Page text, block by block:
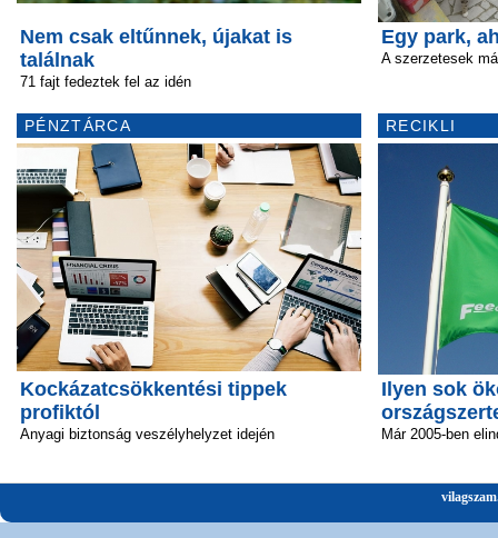
Nem csak eltűnnek, újakat is
találnak
71 fajt fedeztek fel az idén
PÉNZTÁRCA
Kockázatcsökkentési tippek
profiktól
Anyagi biztonság veszélyhelyzet idején
Egy park,
A szerzetesek
RECIKLI
Ilyen sok
Már 2005-ben